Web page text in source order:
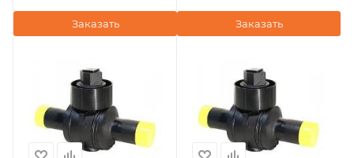
Заказать Заказать